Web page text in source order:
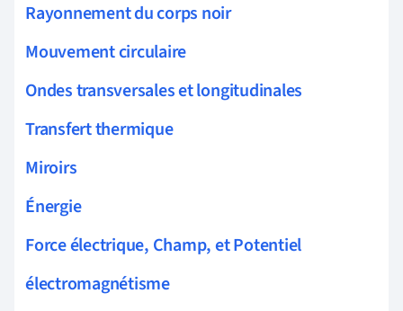
Rayonnement du corps noir
Mouvement circulaire
Ondes transversales et longitudinales
Transfert thermique
Miroirs
Énergie
Force électrique, Champ, et Potentiel
électromagnétisme